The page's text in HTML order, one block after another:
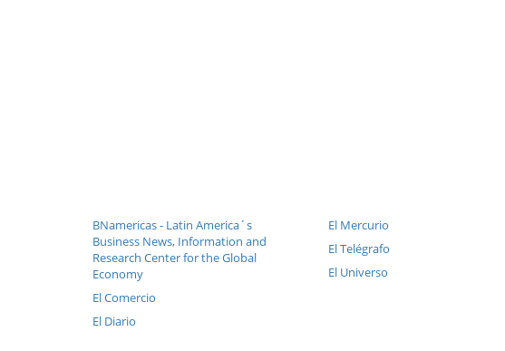
BNamericas - Latin America´s
Business News, Information and
Research Center for the Global
Economy
El Comercio
El Diario
El Mercurio
El Telégrafo
El Universo